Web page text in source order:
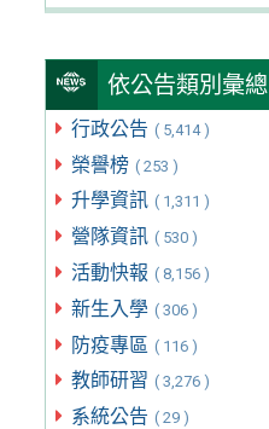
依公告類別彙總
行政公告 ( 5,414 )
榮譽榜 ( 253 )
升學資訊 ( 1,311 )
營隊資訊 ( 530 )
活動快報 ( 8,156 )
新生入學 ( 306 )
防疫專區 ( 116 )
教師研習 ( 3,276 )
系統公告 ( 29 )